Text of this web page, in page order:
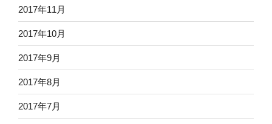
2017年11月
2017年10月
2017年9月
2017年8月
2017年7月